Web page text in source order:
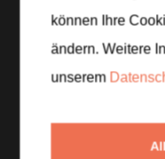
Schritt 3/8
können Ihre
ändern. Weitere
unserem